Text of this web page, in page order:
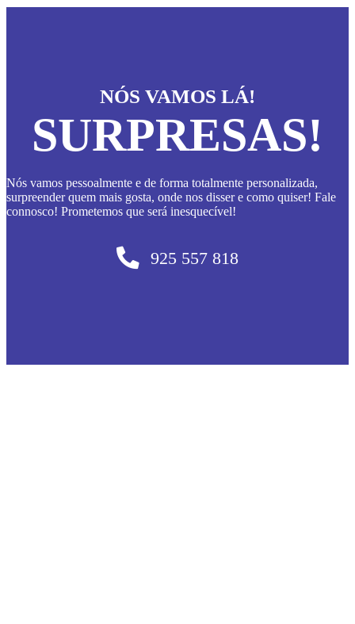
NÓS VAMOS LÁ!
SURPRESAS!
Nós vamos pessoalmente e de forma totalmente personalizada,
surpreender quem mais gosta, onde nos disser e como quiser! Fale
connosco! Prometemos que será inesquecível!
925 557 818